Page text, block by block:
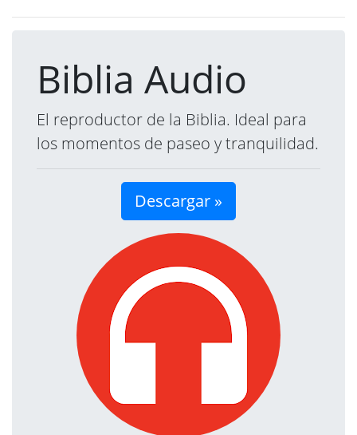
Biblia Audio
El reproductor de la Biblia. Ideal para
los momentos de paseo y tranquilidad.
Descargar »